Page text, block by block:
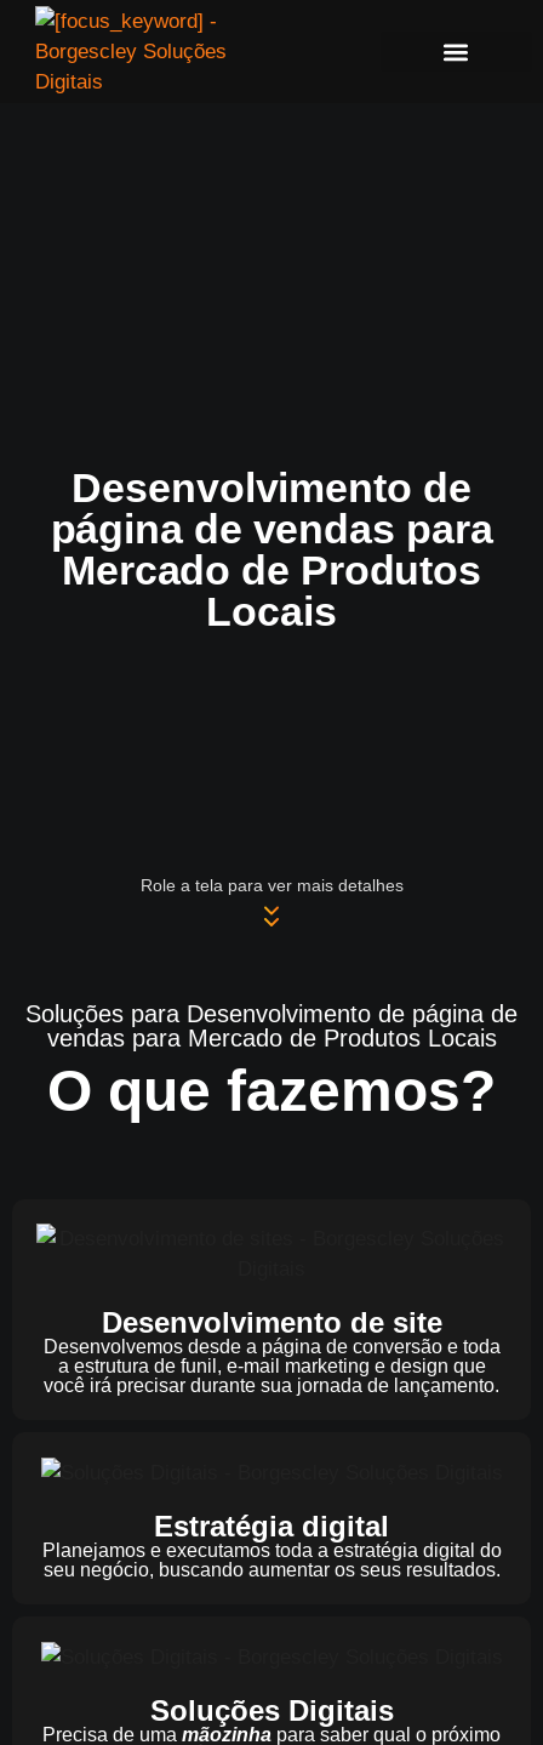
Desenvolvimento de
página de vendas para
Mercado de Produtos
Locais
Role a tela para ver mais detalhes
Soluções para Desenvolvimento de página de
vendas para Mercado de Produtos Locais
O que fazemos?
Desenvolvimento de site
Desenvolvemos desde a página de conversão e toda
a estrutura de funil, e-mail marketing e design que
você irá precisar durante sua jornada de lançamento.
Estratégia digital
Planejamos e executamos toda a estratégia digital do
seu negócio, buscando aumentar os seus resultados.​
Soluções Digitais
Precisa de uma mãozinha para saber qual o próximo